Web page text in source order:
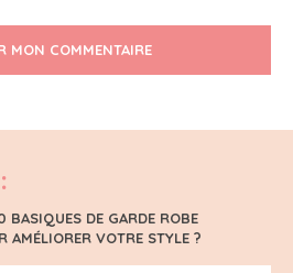
MON COMMENTAIRE
BASIQUES DE GARDE ROBE
AMÉLIORER VOTRE STYLE ?